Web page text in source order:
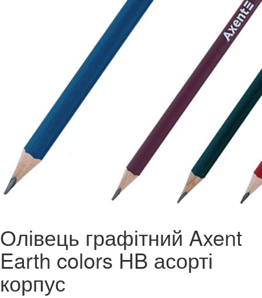
Олівець графітний Axent
Earth colors HB асорті
корпус